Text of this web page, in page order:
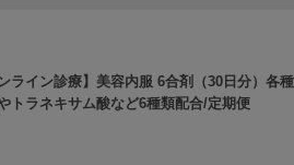
ンライン診療】美容内服 6合剤（30日分）各
トラネキサム酸など6種類配合/定期便